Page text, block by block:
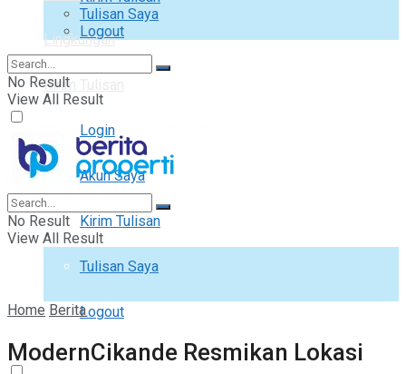
Lingkungan
Kirim Tulisan
Login
Akun Saya
Kirim Tulisan
Tulisan Saya
Logout
Tulisan Saya
Logout
No Result
View All Result
No Result
View All Result
Home Berita
ModernCikande Resmikan Lokasi